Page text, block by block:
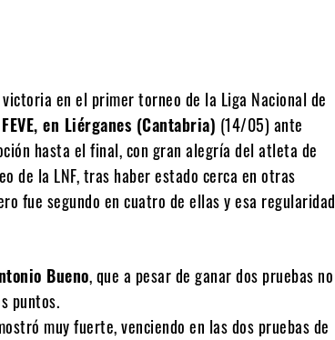
en el primer torneo de la Liga Nacional de
en Liérganes (Cantabria) (14/05) ante
hasta el final, con gran alegría del atleta de
de la LNF, tras haber estado cerca en otras
fue segundo en cuatro de ellas y esa regularidad
Bueno, que a pesar de ganar dos pruebas no
puntos.
muy fuerte, venciendo en las dos pruebas de